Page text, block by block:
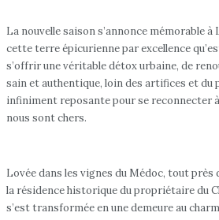
La nouvelle saison s’annonce mémorable
cette terre épicurienne par excellence
s’offrir une véritable détox urbaine, de
sain et authentique, loin des artifices et du
infiniment reposante pour se reconnecter
nous sont chers.
Lovée dans les vignes du Médoc, tout près
la résidence historique du propriétaire du
s’est transformée en une demeure au